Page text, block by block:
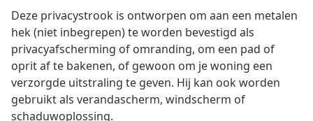
Deze privacystrook is ontworpen om aan een metalen
hek (niet inbegrepen) te worden bevestigd als
privacyafscherming of omranding, om een pad of
oprit af te bakenen, of gewoon om je woning een
verzorgde uitstraling te geven. Hij kan ook worden
gebruikt als verandascherm, windscherm of
schaduwoplossing.